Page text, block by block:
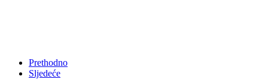
Prethodno
Sljedeće